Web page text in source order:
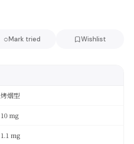
○Mark tried Wishlist
烤烟型
10 mg
1.1 mg